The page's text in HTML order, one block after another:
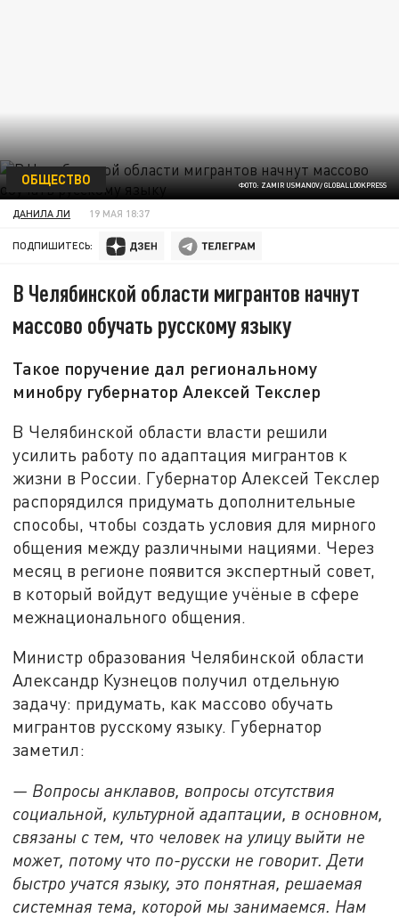
ФОТО: ZAMIR USMANOV/ GLOBALLOOKPRESS
ОБЩЕСТВО
ДАНИЛА ЛИ 19 МАЯ 18:37
ПОДПИШИТЕСЬ:
В Челябинской области мигрантов начнут
массово обучать русскому языку
Такое поручение дал региональному
минобру губернатор Алексей Текслер
В Челябинской области власти решили
усилить работу по адаптация мигрантов к
жизни в России. Губернатор Алексей Текслер
распорядился придумать дополнительные
способы, чтобы создать условия для мирного
общения между различными нациями. Через
месяц в регионе появится экспертный совет,
в который войдут ведущие учёные в сфере
межнационального общения.
Министр образования Челябинской области
Александр Кузнецов получил отдельную
задачу: придумать, как массово обучать
мигрантов русскому языку. Губернатор
заметил:
— Вопросы анклавов, вопросы отсутствия
социальной, культурной адаптации, в основном,
связаны с тем, что человек на улицу выйти не
может, потому что по-русски не говорит. Дети
быстро учатся языку, это понятная, решаемая
системная тема, которой мы занимаемся. Нам